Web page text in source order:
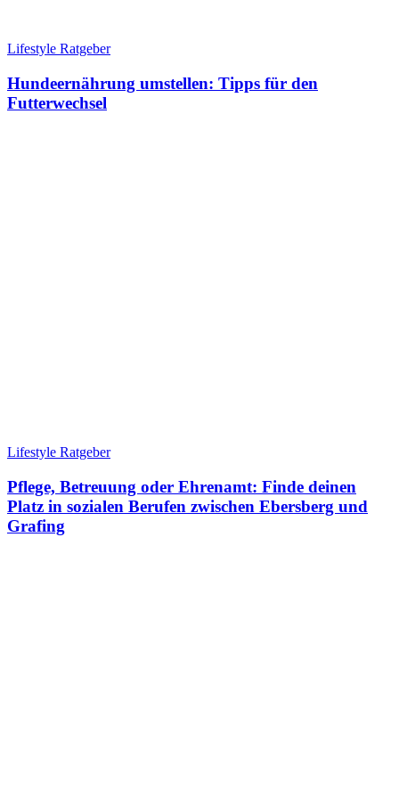
Lifestyle Ratgeber
Hundeernährung umstellen: Tipps für den
Futterwechsel
Lifestyle Ratgeber
Pflege, Betreuung oder Ehrenamt: Finde deinen
Platz in sozialen Berufen zwischen Ebersberg und
Grafing